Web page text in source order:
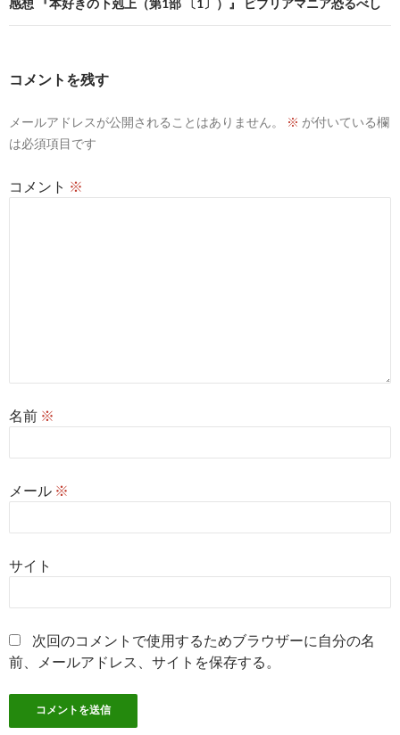
ゲ
シ
ン
感想 『本好きの下剋上（第1部 〔1〕）』 ビブリアマニア恐るべし
コメントを残す
メールアドレスが公開されることはありません。 ※ が付いている欄
は必須項目です
コメント ※
名前 ※
メール ※
サイト
次回のコメントで使用するためブラウザーに自分の名
前、メールアドレス、サイトを保存する。